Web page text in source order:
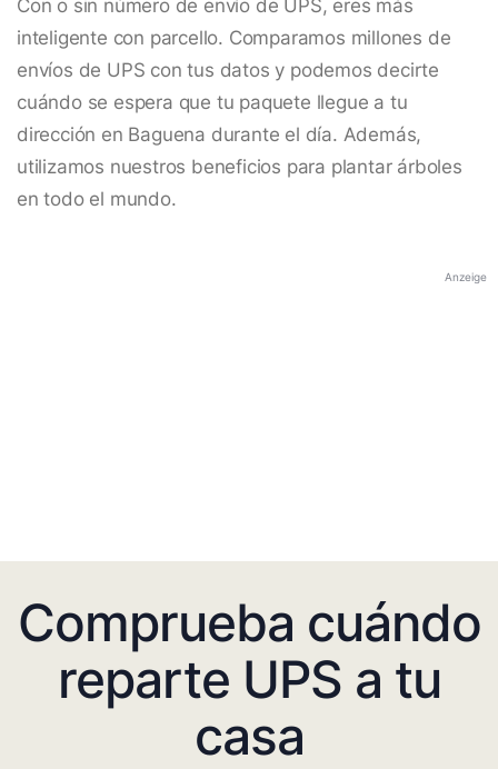
Con o sin número de envío de UPS, eres más
inteligente con parcello. Comparamos millones de
envíos de UPS con tus datos y podemos decirte
cuándo se espera que tu paquete llegue a tu
dirección en Baguena durante el día. Además,
utilizamos nuestros beneficios para plantar árboles
en todo el mundo.
Anzeige
Comprueba cuándo
reparte UPS a tu
casa